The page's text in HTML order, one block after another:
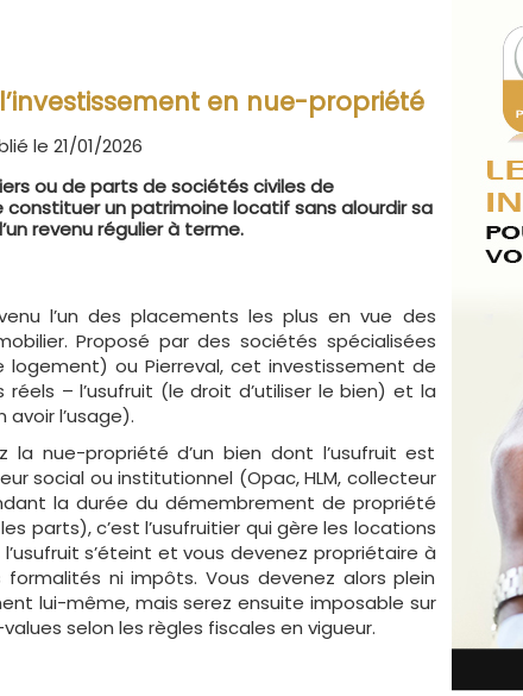
en nue-propriété
le 21/01/2026
ou de parts de sociétés civiles de
un patrimoine locatif sans alourdir sa
revenu régulier à terme.
l’un des placements les plus en vue des
Proposé par des sociétés spécialisées
logement) ou Pierreval, cet investissement de
– l’usufruit (le droit d’utiliser le bien) et la
l’usage).
nue-propriété d’un bien dont l’usufruit est
social ou institutionnel (Opac, HLM, collecteur
la durée du démembrement de propriété
parts), c’est l’usufruitier qui gère les locations
s’éteint et vous devenez propriétaire à
ni impôts. Vous devenez alors plein
lui-même, mais serez ensuite imposable sur
selon les règles fiscales en vigueur.